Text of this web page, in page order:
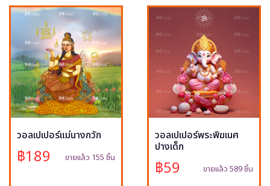
วอลเปเปอร์แม่นางกวัก
฿189 ขายแล้ว 155 ชิ้น
วอลเปเปอร์พระพิฆเนศ
ปางเด็ก
฿59 ขายแล้ว 589 ชิ้น